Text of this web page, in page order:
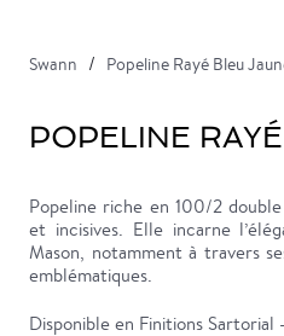
Swann Popeline Rayé Bleu
POPELINE
Popeline riche en 100/2
et incisives. Elle incarne
Mason, notamment à travers
emblématiques.
Disponible en Finitions Sartorial -